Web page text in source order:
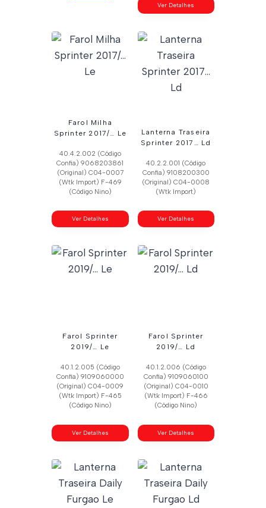
Ver Detalhes
Farol Milha
Sprinter 2017/… Le
40.4.2.002 (Código
Confia) 9068203861
(Original) C04-0007
(Wtk Import) F-469
(Código Nino)
Ver Detalhes
Lanterna Traseira
Sprinter 2017… Ld
40.2.2.001 (Código
Confia) 9108200300
(Original) C04-0008
(Wtk Import)
Ver Detalhes
Farol Sprinter
2019/… Le
40.1.2.005 (Código
Confia) 9109060000
(Original) C04-0009
(Wtk Import) F-465
(Código Nino)
Ver Detalhes
Farol Sprinter
2019/… Ld
40.1.2.006 (Código
Confia) 9109060100
(Original) C04-0010
(Wtk Import) F-466
(Código Nino)
Ver Detalhes